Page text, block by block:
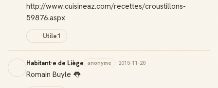
http://www.cuisineaz.com/recettes/croustillons-
59876.aspx
Utile1
Habitant·e de Liège anonyme · 2015-11-20
Romain Buyle 👅